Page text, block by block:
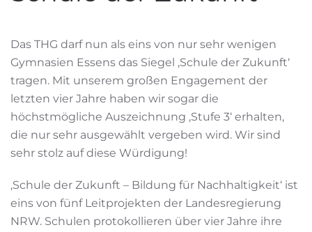
Das THG darf nun als eins von nur sehr wenigen
Gymnasien Essens das Siegel ‚Schule der Zukunft‘
tragen. Mit unserem großen Engagement der
letzten vier Jahre haben wir sogar die
höchstmögliche Auszeichnung ‚Stufe 3‘ erhalten,
die nur sehr ausgewählt vergeben wird. Wir sind
sehr stolz auf diese Würdigung!
‚Schule der Zukunft – Bildung für Nachhaltigkeit‘ ist
eins von fünf Leitprojekten der Landesregierung
NRW. Schulen protokollieren über vier Jahre ihre